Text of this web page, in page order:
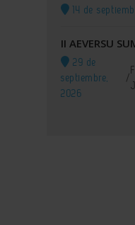
14 de
II AEVERSU
29 de
septiembre,
2026
/